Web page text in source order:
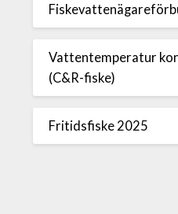
Vattentemperatur
(C&R-fiske)
Fritidsfiske 2025